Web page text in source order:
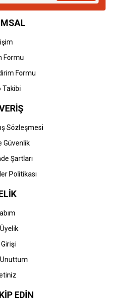
Formu
Formu
Takibi
Sözleşmesi
Güvenlik
Şartları
Politikası
EDİN